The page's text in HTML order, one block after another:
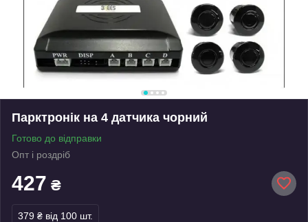
Парктронік на 4 датчика чорний
Готово до відправки
Опт і роздріб
427 ₴
379 ₴ від 100 шт.